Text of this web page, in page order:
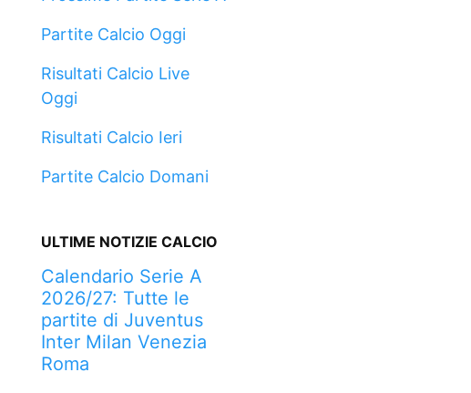
Partite Calcio Oggi
Risultati Calcio Live
Oggi
Risultati Calcio Ieri
Partite Calcio Domani
ULTIME NOTIZIE CALCIO
Calendario Serie A
2026/27: Tutte le
partite di Juventus
Inter Milan Venezia
Roma